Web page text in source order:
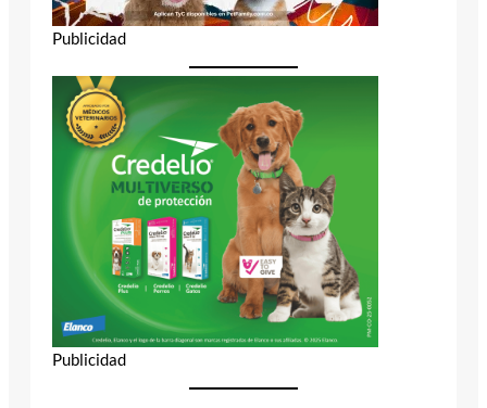
Publicidad
Publicidad